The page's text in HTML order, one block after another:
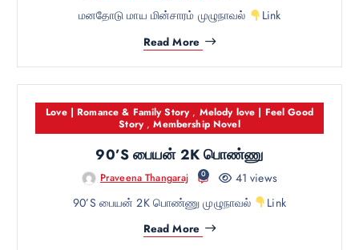
மனதோடு மாய மின்சாரம் முழுநாவல்
Link
Read More
Love | Romance & Family Story, Melody love | Feel Good
Story,Membership Novel
90’S பையன் 2K பொண்ணு
Praveena Thangaraj 0
41 views
90’S பையன் 2K பொண்ணு முழுநாவல்
Link
Read More